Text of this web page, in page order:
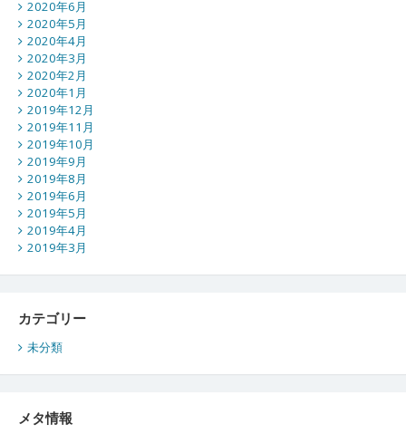
2020年6月
2020年5月
2020年4月
2020年3月
2020年2月
2020年1月
2019年12月
2019年11月
2019年10月
2019年9月
2019年8月
2019年6月
2019年5月
2019年4月
2019年3月
カテゴリー
未分類
メタ情報